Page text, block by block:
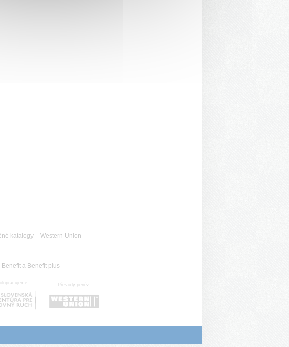
katalogy– Western Union
a Benefit plus
Převody peněz